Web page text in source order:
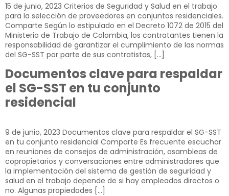
15 de junio, 2023 Criterios de Seguridad y Salud en el trabajo
para la selección de proveedores en conjuntos residenciales.
Comparte Según lo estipulado en el Decreto 1072 de 2015 del
Ministerio de Trabajo de Colombia, los contratantes tienen la
responsabilidad de garantizar el cumplimiento de las normas
del SG-SST por parte de sus contratistas, […]
Documentos clave para respaldar
el SG-SST en tu conjunto
residencial
9 de junio, 2023 Documentos clave para respaldar el SG-SST
en tu conjunto residencial Comparte Es frecuente escuchar
en reuniones de consejos de administración, asambleas de
copropietarios y conversaciones entre administradores que
la implementación del sistema de gestión de seguridad y
salud en el trabajo depende de si hay empleados directos o
no. Algunas propiedades […]